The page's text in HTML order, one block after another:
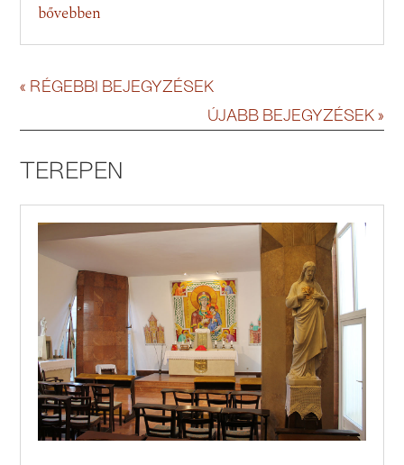
bővebben
« RÉGEBBI BEJEGYZÉSEK
ÚJABB BEJEGYZÉSEK »
TEREPEN